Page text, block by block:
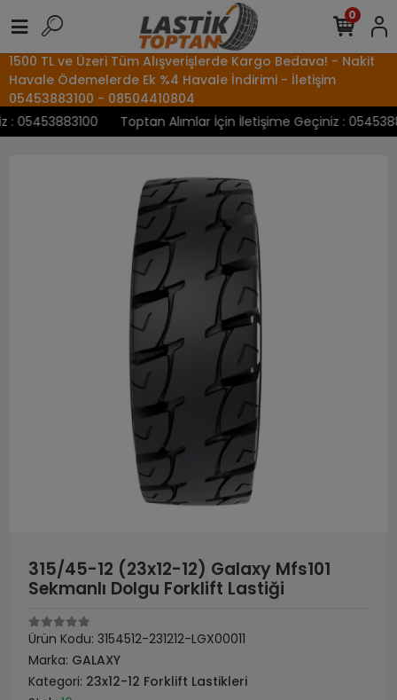
1500 TL ve Üzeri Tüm Alışverişlerde Kargo Bedava! - Nakit
Havale Ödemelerde Ek %4 Havale İndirimi - İletişim
05453883100 - 08504410804
Toptan Alımlar İçin İletişime Geçiniz :
0
315/45-12 (23x12-12) Galaxy Mfs101
Sekmanlı Dolgu Forklift Lastiği
Ürün Kodu: 3154512-231212-LGX00011
Marka: GALAXY
Kategori: 23x12-12 Forklift Lastikleri